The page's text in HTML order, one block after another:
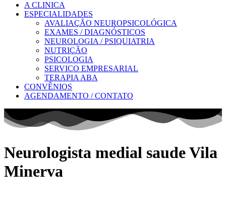
A CLINICA
ESPECIALIDADES
AVALIAÇÃO NEUROPSICOLÓGICA
EXAMES / DIAGNÓSTICOS
NEUROLOGIA / PSIQUIATRIA
NUTRIÇÃO
PSICOLOGIA
SERVIÇO EMPRESARIAL
TERAPIA ABA
CONVÊNIOS
AGENDAMENTO / CONTATO
Neurologista medial saude Vila
Minerva